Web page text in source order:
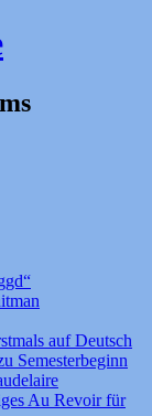
auf Deutsch
Semesterbeginn
Au Revoir für